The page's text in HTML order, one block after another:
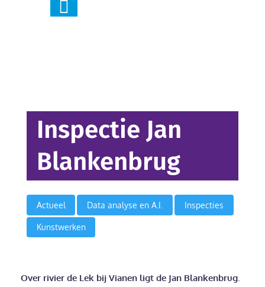

Inspectie Jan
Blankenbrug
Actueel
,
Data analyse en A.I.
,
Inspecties
,
Kunstwerken
Over rivier de Lek bij Vianen ligt de Jan Blankenbrug.